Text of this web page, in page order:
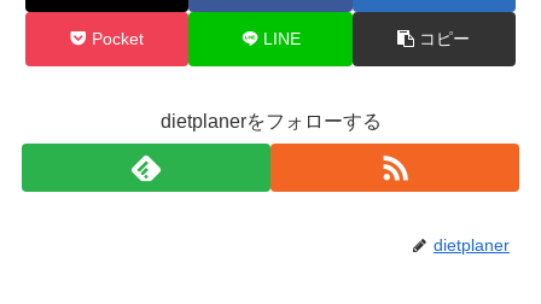
Pocket LINE コピー
dietplanerをフォローする
dietplaner